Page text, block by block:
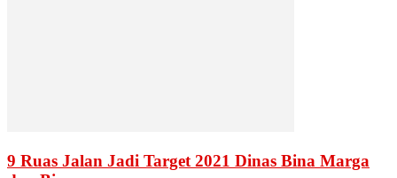
9 Ruas Jalan Jadi Target 2021 Dinas Bina Marga